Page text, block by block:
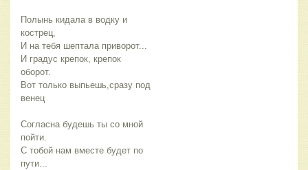
Полынь кидала в водку и
кострец,
И на тебя шептала приворот...
И градус крепок, крепок
оборот.
Вот только выпьешь,сразу под
венец
Согласна будешь ты со мной
пойти.
С тобой нам вместе будет по
пути...